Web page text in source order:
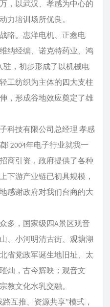
以武汉、孝感为中心的
力培训场所优良。
。惠洋电机、正鑫电
纳经编、诺克特药业、鸿
驻，初步形成了以机械电
工纺织为主体的四大支柱
，形成谷地效应奠定了雄
技有限公司总经理 孝感
2004年电子行业就我一
商引资，政府提供了各种
下游产业链已初具规模，
感谢政府对我们台商的大
，国家级四A景区观音
、小河明清古街、观塘湖
省党政军诞生地旧址、太
灿，古今辉映；观音文
教文化水乳交融。
互推、资源共享”模式，